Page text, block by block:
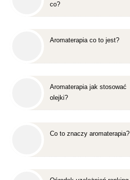
co?
Aromaterapia co to jest?
Aromaterapia jak stosować
olejki?
Co to znaczy aromaterapia?